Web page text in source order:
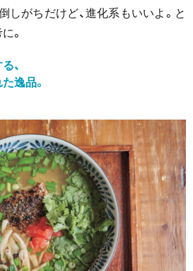
しがちだけど、進化系もいいよ。と
。
、
逸品。